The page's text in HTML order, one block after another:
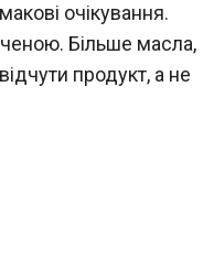
очікування.
Більше масла,
продукт, а не